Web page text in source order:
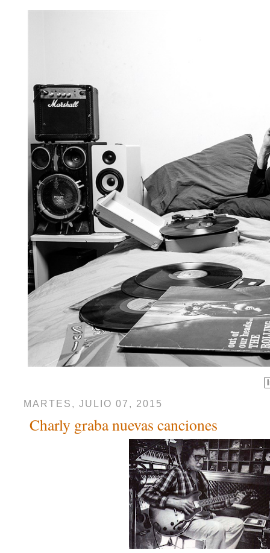
MARTES, JULIO 07, 2015
Charly graba nuevas canciones